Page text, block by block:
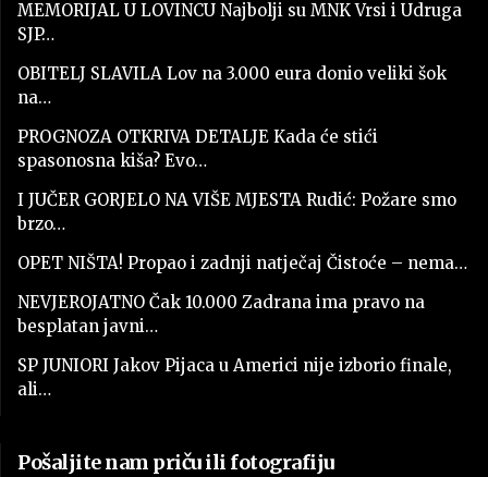
MEMORIJAL U LOVINCU Najbolji su MNK Vrsi i Udruga
SJP…
OBITELJ SLAVILA Lov na 3.000 eura donio veliki šok
na…
PROGNOZA OTKRIVA DETALJE Kada će stići
spasonosna kiša? Evo…
I JUČER GORJELO NA VIŠE MJESTA Rudić: Požare smo
brzo…
OPET NIŠTA! Propao i zadnji natječaj Čistoće – nema…
NEVJEROJATNO Čak 10.000 Zadrana ima pravo na
besplatan javni…
SP JUNIORI Jakov Pijaca u Americi nije izborio finale,
ali…
Pošaljite nam priču ili fotografiju